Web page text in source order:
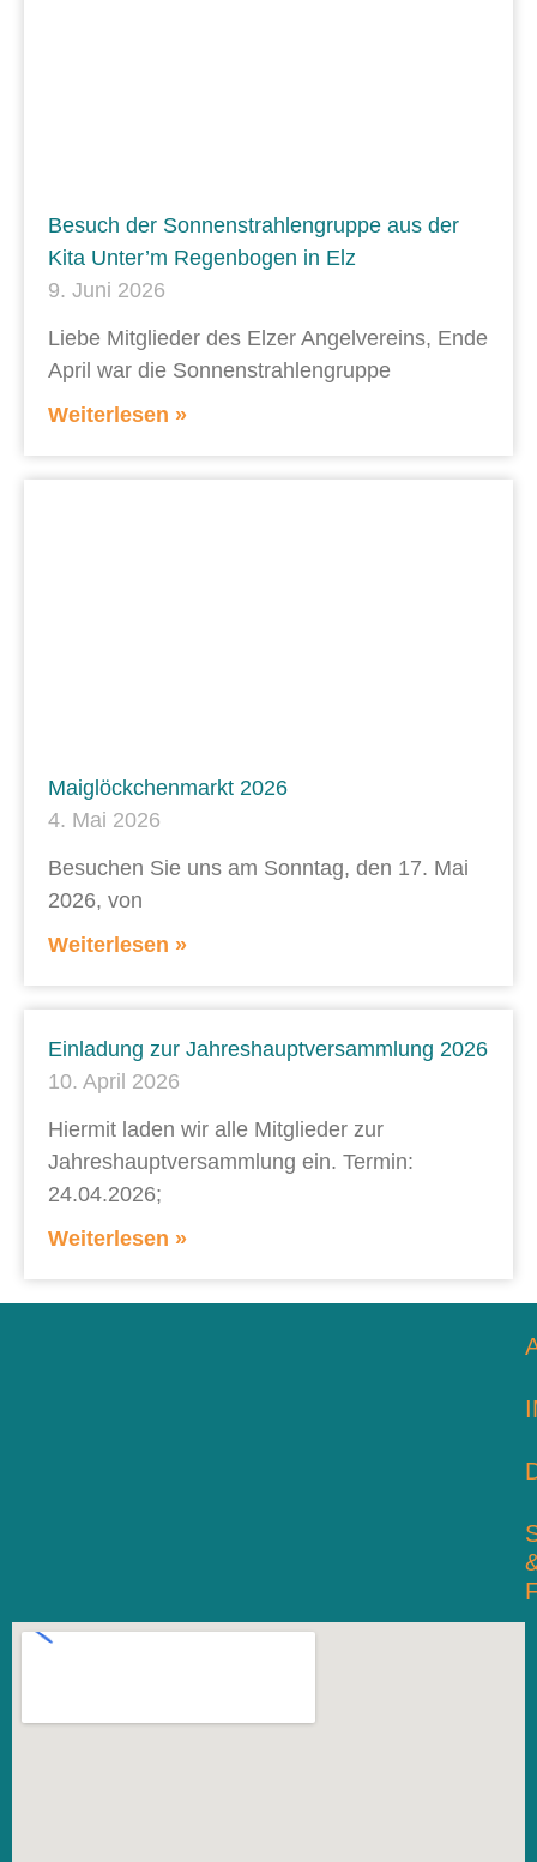
Besuch der Sonnenstrahlengruppe aus der
Kita Unter’m Regenbogen in Elz
9. Juni 2026
Liebe Mitglieder des Elzer Angelvereins, Ende
April war die Sonnenstrahlengruppe
Weiterlesen »
Maiglöckchenmarkt 2026
4. Mai 2026
Besuchen Sie uns am Sonntag, den 17. Mai
2026, von
Weiterlesen »
Einladung zur Jahreshauptversammlung 2026
10. April 2026
Hiermit laden wir alle Mitglieder zur
Jahreshauptversammlung ein. Termin:
24.04.2026;
Weiterlesen »